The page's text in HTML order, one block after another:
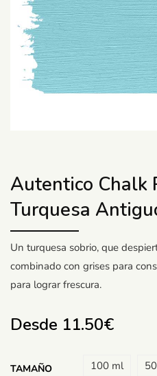
Autentico Chalk
Turquesa
Un turquesa sobrio, que
combinado con grises para
para lograr frescura.
Desde 11.50€
TAMAÑO 100 ml